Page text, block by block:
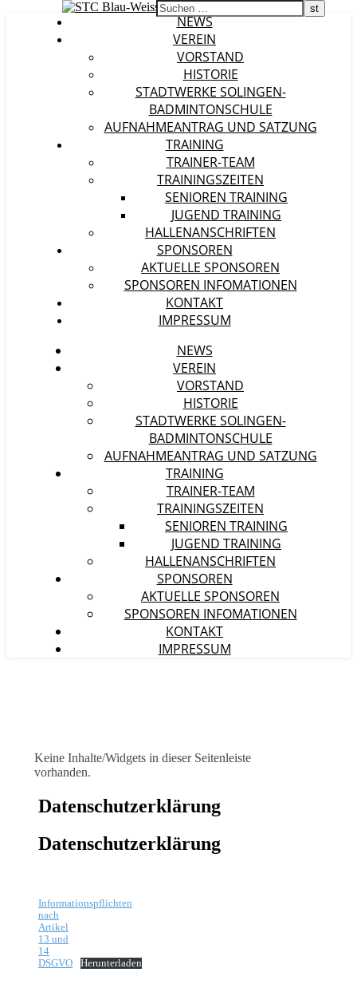
NEWS
VEREIN
VORSTAND
HISTORIE
STADTWERKE SOLINGEN-
BADMINTONSCHULE
AUFNAHMEANTRAG UND SATZUNG
TRAINING
TRAINER-TEAM
TRAININGSZEITEN
SENIOREN TRAINING
JUGEND TRAINING
HALLENANSCHRIFTEN
SPONSOREN
AKTUELLE SPONSOREN
SPONSOREN INFOMATIONEN
KONTAKT
IMPRESSUM
NEWS
VEREIN
VORSTAND
HISTORIE
STADTWERKE SOLINGEN-
BADMINTONSCHULE
AUFNAHMEANTRAG UND SATZUNG
TRAINING
TRAINER-TEAM
TRAININGSZEITEN
SENIOREN TRAINING
JUGEND TRAINING
HALLENANSCHRIFTEN
SPONSOREN
AKTUELLE SPONSOREN
SPONSOREN INFOMATIONEN
KONTAKT
IMPRESSUM
Keine Inhalte/Widgets in dieser Seitenleiste
vorhanden.
Datenschutzerklärung
Datenschutzerklärung
Informationspflichten
nach
Artikel
13 und
14
DSGVO
Herunterladen